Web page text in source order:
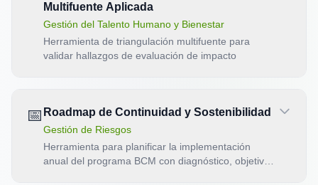
Multifuente Aplicada
Gestión del Talento Humano y Bienestar
Herramienta de triangulación multifuente para
validar hallazgos de evaluación de impacto
📅 Roadmap de Continuidad y Sostenibilidad
Gestión de Riesgos
Herramienta para planificar la implementación
anual del programa BCM con diagnóstico, objetivos